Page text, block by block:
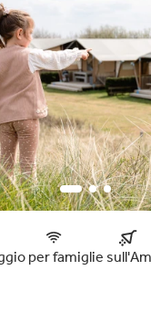
per famiglie